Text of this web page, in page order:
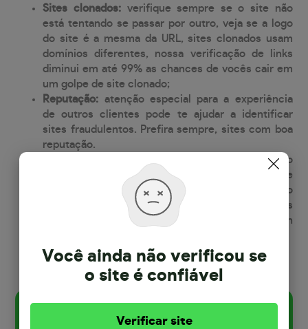
Sites clonados: verifique sempre se o site não
está tentando se passar por outro, veja se a logo
do site é a mesma da URL, sites clonados usam
domínios diferentes, nossa verificação de links
diminui em até 99% as chances de vocês cair em
um golpe de site clonado;
Reputação: atenção especial para a experiência
de outros clientes pode te ajudar a identificar
sites fraudulentos. Prefira sempre, sites com boa
reputação.
os domínios mais populares no
Brasil, são os domínios que terminam .com.br e
.com. Atenção especial com domínios que não
tenham essas extensões. É comum que sites
criminosos, usem extensões como: .xyz, .ru, .cn
Você ainda não verificou se
o site é confiável
Verificar site